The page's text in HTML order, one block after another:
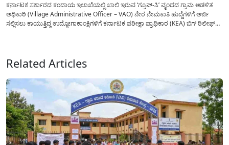
ಕರ್ನಾಟಕ ಸರ್ಕಾರದ ಕಂದಾಯ ಇಲಾಖೆಯಲ್ಲಿ ಖಾಲಿ ಇರುವ ‘ಗ್ರೂಪ್-ಸಿ’ ವೃಂದದ ಗ್ರಾಮ ಆಡಳಿತ
ಅಧಿಕಾರಿ (Village Administrative Officer – VAO) ನೇರ ನೇಮಕಾತಿ ಹುದ್ದೆಗಳಿಗೆ ಅರ್ಜಿ
ಸಲ್ಲಿಸಲು ಕಾಯುತ್ತಿದ್ದ ಉದ್ಯೋಗಾಕಾಂಕ್ಷಿಗಳಿಗೆ ಕರ್ನಾಟಕ ಪರೀಕ್ಷಾ ಪ್ರಾಧಿಕಾರ (KEA) ಬಿಗ್ ರಿಲೀಫ್
Related Articles